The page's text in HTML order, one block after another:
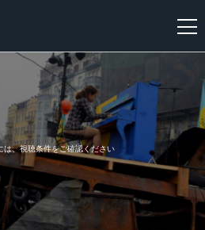
新
規
登
録
は、視聴条件をご確認ください